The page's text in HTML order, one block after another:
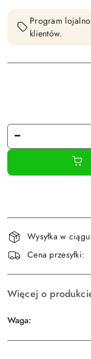
Program
klientów.
Ilość
Dostępność
i
dostawa
Wysyłka w ciągu:
Cena przesyłki:
Więcej o
Waga: